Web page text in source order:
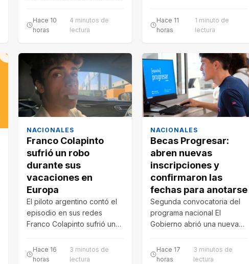
Tienda…
Hace 10
horas
4 minutos de
lectura
Hace 11
horas
1 minuto de
lectura
NACIONALES
Franco Colapinto
sufrió un robo
durante sus
vacaciones en
Europa
El piloto argentino contó el
episodio en sus redes
Franco Colapinto sufrió un
en Italia…
Hace 16
horas
3 minutos de
lectura
NACIONALES
Becas Progresar:
abren nuevas
inscripciones y
confirmaron las
fechas para anotarse
Segunda convocatoria del
programa nacional El
Gobierno abrió una nueva
Progresar 2026. Las
inscripciones…
Hace 17
horas
3 minutos de
lectura